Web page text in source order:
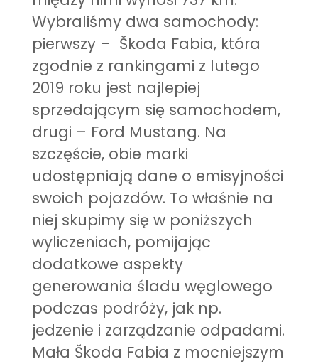
Wybraliśmy dwa samochody:
pierwszy – Škoda Fabia, która
zgodnie z rankingami z lutego
2019 roku jest najlepiej
sprzedającym się samochodem,
drugi – Ford Mustang. Na
szczęście, obie marki
udostępniają dane o emisyjności
swoich pojazdów. To właśnie na
niej skupimy się w poniższych
wyliczeniach, pomijając
dodatkowe aspekty
generowania śladu węglowego
podczas podróży, jak np.
jedzenie i zarządzanie odpadami.
Mała Škoda Fabia z mocniejszym